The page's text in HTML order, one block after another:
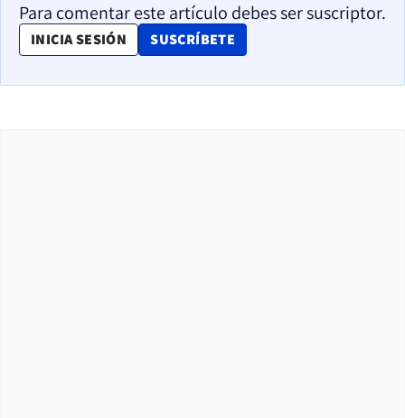
Para comentar este artículo debes ser suscriptor.
INICIA SESIÓN SUSCRÍBETE
OPENS IN NEW WINDOW